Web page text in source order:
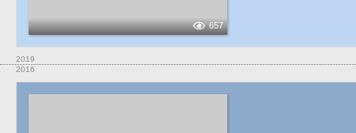
657
2019
2016